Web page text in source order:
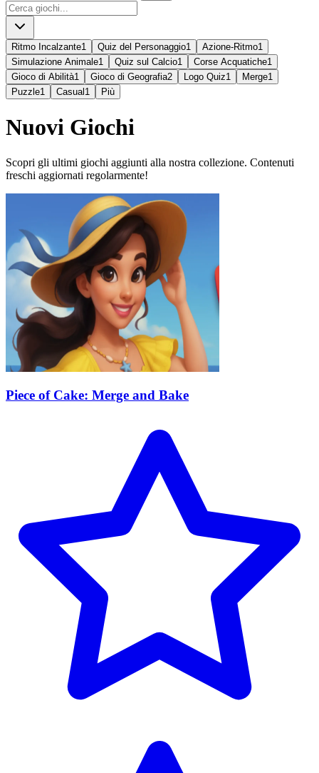
Ritmo Incalzante1 Quiz del Personaggio1 Azione-Ritmo1
Simulazione Animale1 Quiz sul Calcio1 Corse Acquatiche1
Gioco di Abilità1 Gioco di Geografia2 Logo Quiz1 Merge1
Puzzle1 Casual 1 Più
Nuovi Giochi
Scopri gli ultimi giochi aggiunti alla nostra collezione. Contenuti
freschi aggiornati regolarmente!
Piece of Cake: Merge and Bake